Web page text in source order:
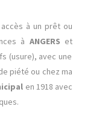
à un prêt ou
à ANGERS et
(usure), avec une
piété ou chez ma
en 1918 avec